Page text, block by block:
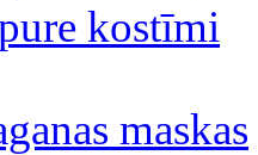
kostīmi
maskas